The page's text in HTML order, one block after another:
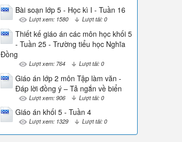
Bài soạn lớp 5 - Học kì I - Tuần 16
Lượt xem: 1580 Lượt tải: 0
Thiết kế giáo án các môn học khối 5
- Tuần 25 - Trường tiểu học Nghĩa
Đồng
Lượt xem: 764 Lượt tải: 0
Giáo án lớp 2 môn Tập làm văn -
Đáp lời đồng ý – Tả ngắn về biển
Lượt xem: 906 Lượt tải: 0
Giáo án khối 5 - Tuần 4
Lượt xem: 1329 Lượt tải: 0